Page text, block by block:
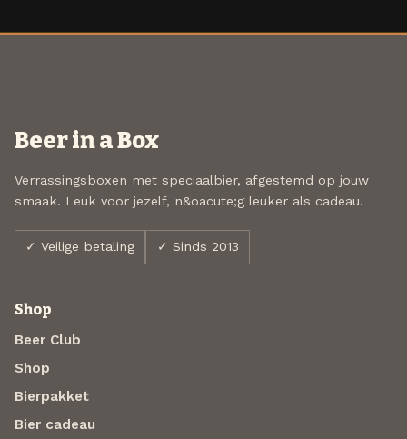
Beer in a Box
Verrassingsboxen met speciaalbier, afgestemd op jouw
smaak. Leuk voor jezelf, n&oacute;g leuker als cadeau.
✓ Veilige betaling ✓ Sinds 2013
Shop
Beer Club
Shop
Bierpakket
Bier cadeau